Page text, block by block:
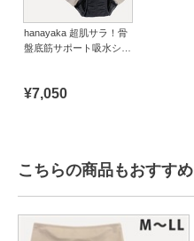
hanayaka 超肌サラ！骨
盤底筋サポート吸水ショ
¥7,050
こちらの商品もおすすめ